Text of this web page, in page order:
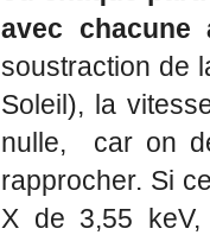
avec chacune
soustraction de
Soleil), la
nulle, car on
rapprocher. Si
X de 3,55 keV,